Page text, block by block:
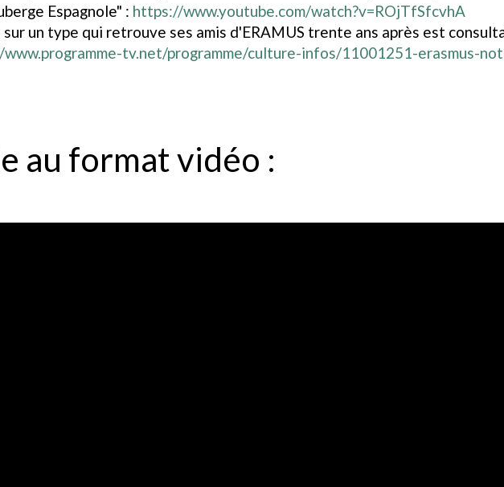
Espagnole" : https://www.youtube.com/watch?v=ROjTfSfcvhA
un type qui retrouve ses amis d'ERAMUS trente ans après est
tv.net/programme/culture-infos/11001251-erasmus-
au format vidéo :